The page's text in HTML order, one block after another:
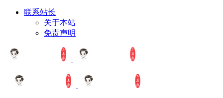
联系站长
关于本站
免责声明